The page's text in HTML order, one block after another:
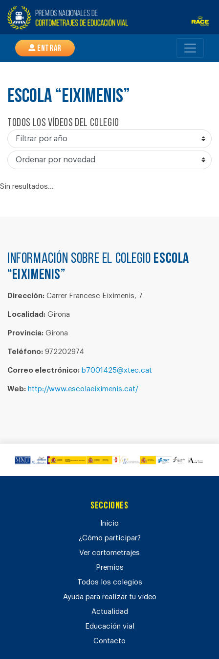
Entrar
ESCOLA “EIXIMENIS”
Todos los vídeos del colegio
Sin resultados...
Información sobre el colegio ESCOLA
“EIXIMENIS”
Dirección: Carrer Francesc Eiximenis, 7
Localidad: Girona
Provincia: Girona
Teléfono: 972202974
Correo electrónico: b7001425@xtec.cat
Web: http://www.escolaeiximenis.cat/
Secciones
Inicio
¿Cómo participar?
Ver cortometrajes
Premios
Todos los colegios
Ayuda para realizar tu vídeo
Actualidad
Educación vial
Contacto